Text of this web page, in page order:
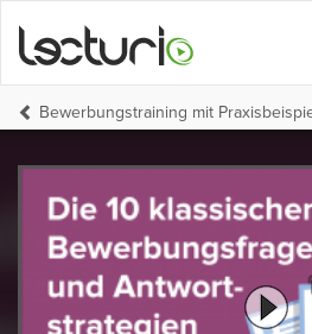
Bewerbungstraining mit